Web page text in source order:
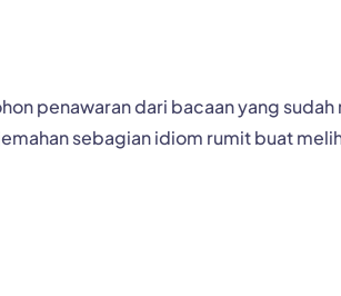
penawaran dari bacaan yang
sebagian idiom rumit buat